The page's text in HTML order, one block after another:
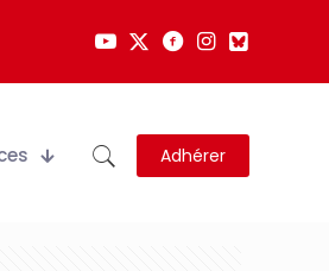
Adhérer